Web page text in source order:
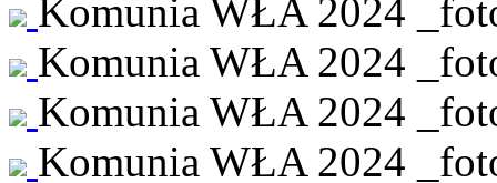
Komunia WŁA 2024
Komunia WŁA 2024
Komunia WŁA 2024
Komunia WŁA 2024